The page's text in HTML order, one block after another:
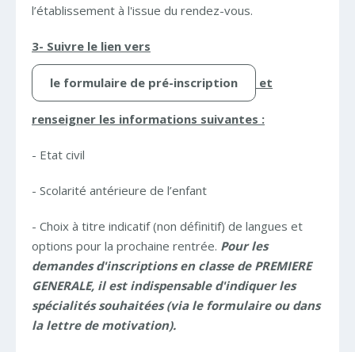
l’établissement à l'issue du rendez-vous.
3- Suivre le lien vers
le formulaire de pré-inscription et
renseigner les informations suivantes :
- Etat civil
- Scolarité antérieure de l’enfant
- Choix à titre indicatif (non définitif) de langues et
options pour la prochaine rentrée. Pour les
demandes d'inscriptions en classe de PREMIERE
GENERALE, il est indispensable d'indiquer les
spécialités souhaitées (via le formulaire ou dans
la lettre de motivation).